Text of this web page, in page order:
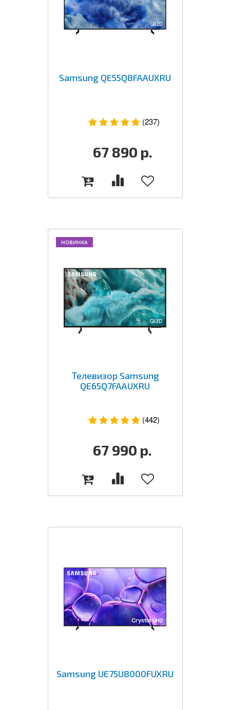
Samsung QE55Q8FAAUXRU
(237)
67 890 р.
НОВИНКА
Телевизор Samsung
QE65Q7FAAUXRU
(442)
67 990 р.
Samsung UE75U8000FUXRU